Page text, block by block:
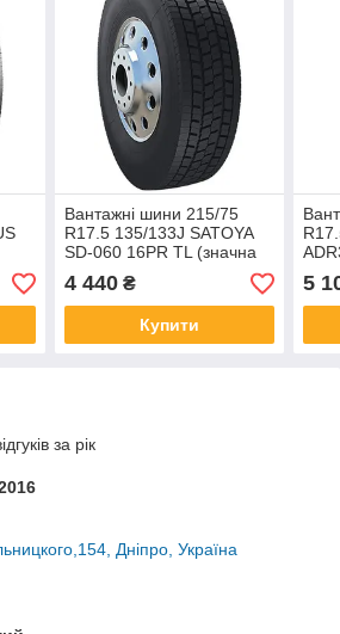
Вантажні шини 215/75
R17.5 135/133J SATOYA
SD-060 16PR TL (значна
4 440₴
Купити
5
за рік
Дніпро, Україна